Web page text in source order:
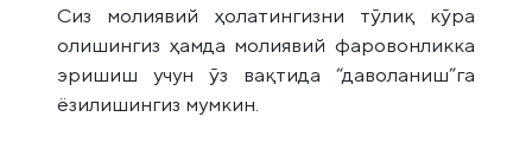
Сиз молиявий ҳолатингизни тўлиқ кўра
олишингиз ҳамда молиявий фаровонликка
эришиш учун ўз вақтида “даволаниш”га
ёзилишингиз мумкин.